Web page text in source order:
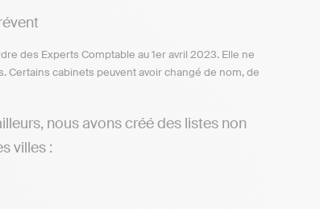
des Experts Comptable au 1er avril 2023. Elle ne
Certains cabinets peuvent avoir changé de nom, de
nous avons créé des listes non
villes :